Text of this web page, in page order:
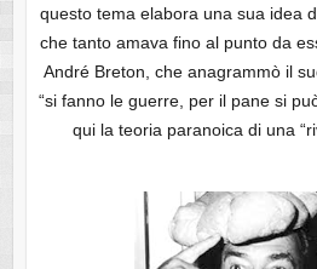
questo tema elabora una sua idea
che tanto amava fino al punto da
André Breton, che anagrammò il
“si fanno le guerre, per il pane si
qui la teoria paranoica di una